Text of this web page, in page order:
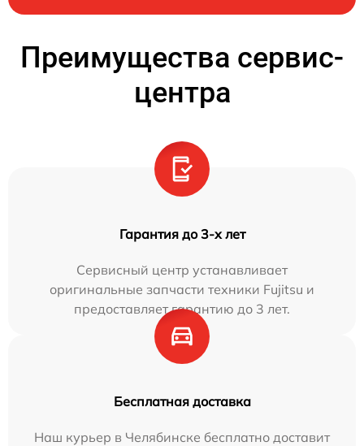
Преимущества сервис-
центра
Гарантия до 3-х лет
Сервисный центр устанавливает
оригинальные запчасти техники Fujitsu и
предоставляет гарантию до 3 лет.
Бесплатная доставка
Наш курьер в Челябинске бесплатно доставит